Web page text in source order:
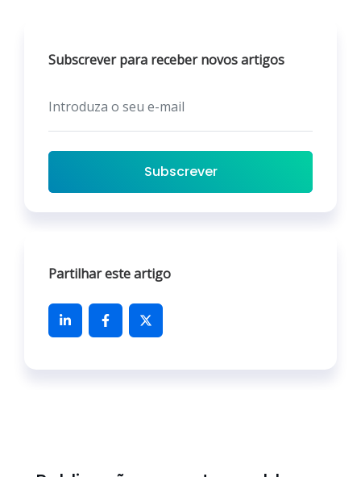
Subscrever para receber novos artigos
Subscrever
Partilhar este artigo